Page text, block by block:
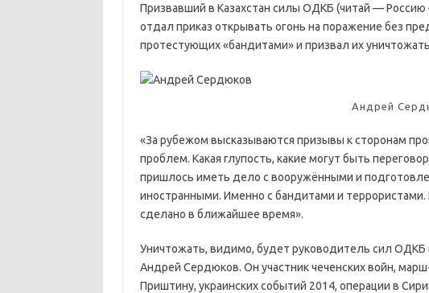
Призвавший в Казахстан силы ОДКБ (читай — Россию
отдал приказ открывать огонь на поражение без
протестующих «бандитами» и призвал их
Андрей
«За рубежом высказываются призывы к сторонам
проблем. Какая глупость, какие могут быть
пришлось иметь дело с вооружёнными и
иностранными. Именно с бандитами и
сделано в ближайшее время».
Уничтожать, видимо, будет руководитель сил
Андрей Сердюков. Он участник чеченских войн,
Приштину, украинских событий 2014, операции в